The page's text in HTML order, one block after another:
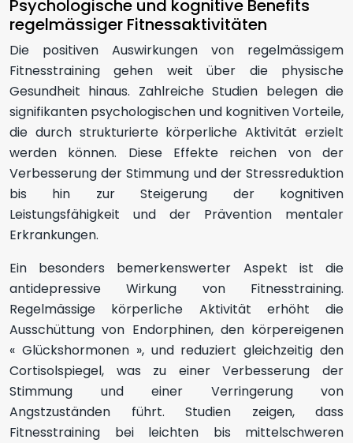
Psychologische und kognitive Benefits
regelmässiger Fitnessaktivitäten
Die positiven Auswirkungen von regelmässigem
Fitnesstraining gehen weit über die physische
Gesundheit hinaus. Zahlreiche Studien belegen die
signifikanten psychologischen und kognitiven Vorteile,
die durch strukturierte körperliche Aktivität erzielt
werden können. Diese Effekte reichen von der
Verbesserung der Stimmung und der Stressreduktion
bis hin zur Steigerung der kognitiven
Leistungsfähigkeit und der Prävention mentaler
Erkrankungen.
Ein besonders bemerkenswerter Aspekt ist die
antidepressive Wirkung von Fitnesstraining.
Regelmässige körperliche Aktivität erhöht die
Ausschüttung von Endorphinen, den körpereigenen
« Glückshormonen », und reduziert gleichzeitig den
Cortisolspiegel, was zu einer Verbesserung der
Stimmung und einer Verringerung von
Angstzuständen führt. Studien zeigen, dass
Fitnesstraining bei leichten bis mittelschweren